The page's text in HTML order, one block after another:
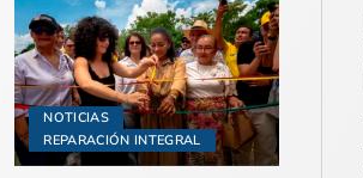
NOTICIAS
REPARACIÓN INTEGRAL